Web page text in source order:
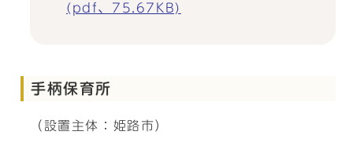
(pdf、75.67KB)
手柄保育所
（設置主体：姫路市）